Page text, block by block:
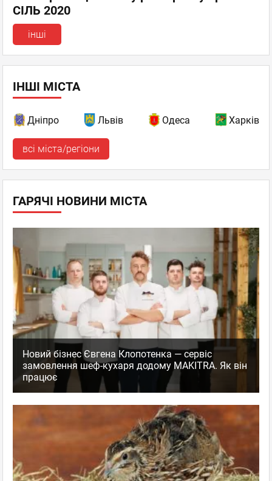
СІЛЬ 2020
інші
ІНШІ МІСТА
Дніпро Львів Одеса Харків
всі міста/регіони
ГАРЯЧІ НОВИНИ МІСТА
Новий бізнес Євгена Клопотенка — сервіс
замовлення шеф-кухаря додому MAKITRA. Як він
працює